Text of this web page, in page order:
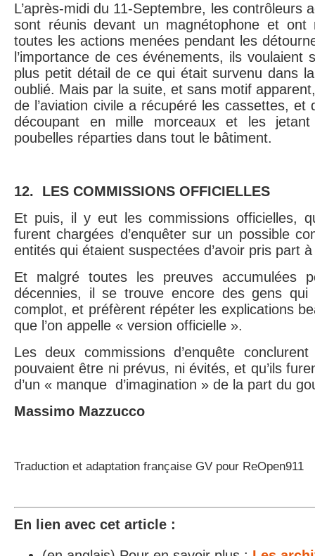
L’après-midi du 11-Septembre, les contrôleurs
sont réunis devant un magnétophone et ont
toutes les actions menées pendant les
l’importance de ces événements, ils voulaient
plus petit détail de ce qui était survenu dans
oublié. Mais par la suite, et sans motif
de l’aviation civile a récupéré les cassettes, et
découpant en mille morceaux et les
poubelles réparties dans tout le bâtiment.
12. LES COMMISSIONS OFFICIELLES
Et puis, il y eut les commissions officielles,
furent chargées d’enquêter sur un possible
entités qui étaient suspectées d’avoir pris part
Et malgré toutes les preuves accumulées
décennies, il se trouve encore des gens qui
complot, et préfèrent répéter les explications
que l’on appelle « version officielle ».
Les deux commissions d’enquête
pouvaient être ni prévus, ni évités, et qu’ils
d’un « manque d’imagination » de la part du
Massimo Mazzucco
Traduction et adaptation française GV pour ReOpen911
En lien avec cet article :